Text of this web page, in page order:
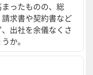
ったものの、総
求書や契約書など
出社を余儀なくさ
か。